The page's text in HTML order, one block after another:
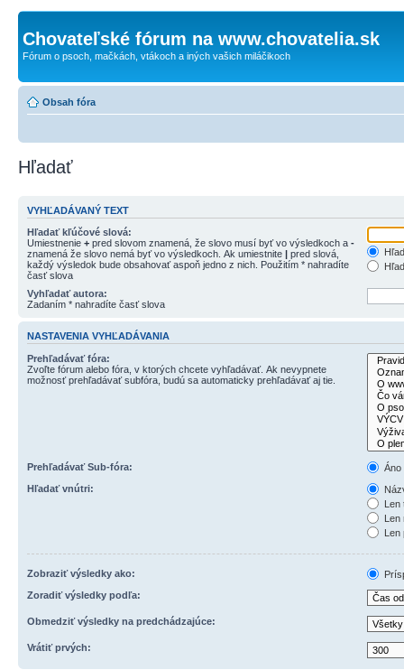
Chovateľské fórum na www.chovatelia.sk
Fórum o psoch, mačkách, vtákoch a iných vašich miláčikoch
Obsah fóra
Hľadať
VYHĽADÁVANÝ TEXT
Hľadať kľúčové slová:
Umiestnenie + pred slovom znamená, že slovo musí byť vo výsledkoch a -
znamená že slovo nemá byť vo výsledkoch. Ak umiestnite | pred slová,
každý výsledok bude obsahovať aspoň jedno z nich. Použitím * nahradíte
časť slova
Vyhľadať autora:
Zadaním * nahradíte časť slova
NASTAVENIA VYHĽADÁVANIA
Prehľadávať fóra:
Zvoľte fórum alebo fóra, v ktorých chcete vyhľadávať. Ak nevypnete
možnosť prehľadávať subfóra, budú sa automaticky prehľadávať aj tie.
Prehľadávať Sub-fóra:
Áno
Hľadať vnútri:
Len
Len
Len
Zobraziť výsledky ako:
Zoradiť výsledky podľa:
Obmedziť výsledky na predchádzajúce:
Vrátiť prvých: